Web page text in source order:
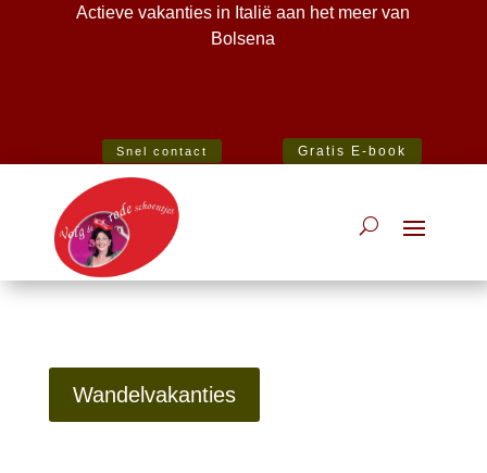
Actieve vakanties in Italië aan het meer van
Bolsena
Snel contact Gratis E-book
Wandelvakanties